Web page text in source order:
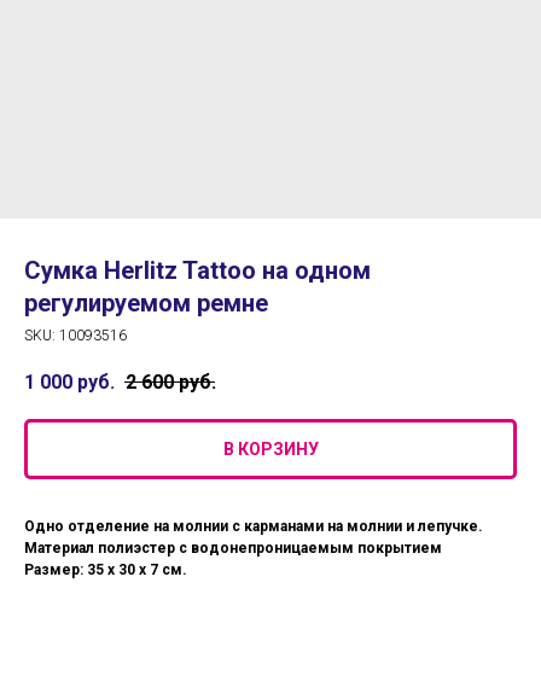
Сумка Herlitz Tattoo на одном
регулируемом ремне
SKU: 10093516
1 000 руб. 2 600 руб.
В КОРЗИНУ
Одно отделение на молнии с карманами на молнии и лепучке.
Материал полиэстер с водонепроницаемым покрытием
Размер: 35 х 30 х 7 см.